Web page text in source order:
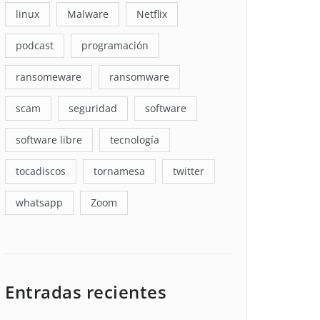
linux Malware Netflix
podcast programación
ransomeware ransomware
scam seguridad software
software libre tecnología
tocadiscos tornamesa twitter
whatsapp Zoom
Entradas recientes